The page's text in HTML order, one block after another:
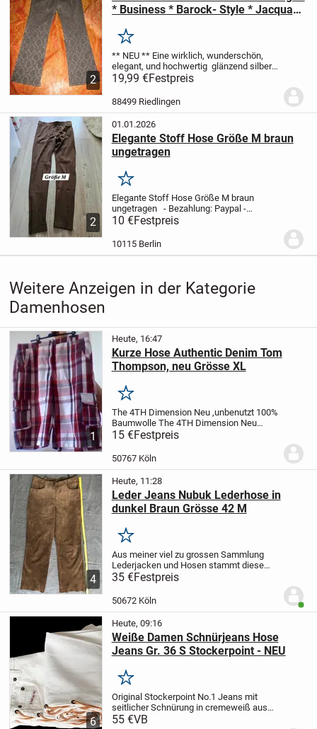
2
* Business * Barock- Style * Jacquard
Dutti" Gr. 38/ S * silber * braun *
Merken
** NEU ** Eine wirklich, wunderschön,
elegant, und hochwertig glänzend silber-
grau * braun * beige * schwarz
gemustert Streifen mit einer derzeit total
angesagten,Jacquard * Blumen...
19,99 €Festpreis
88499 Riedlingen
2
01.01.2026
Elegante Stoff Hose Größe M braun
ungetragen
Merken
Elegante Stoff Hose Größe M braun
ungetragen - Bezahlung: Paypal -
Haustierfreier und rauchfreier Haushalt
Versand erfolgt noch am selben Tag,
wenn die Post noch geöffnet hat
10 €Festpreis
10115 Berlin
Weitere Anzeigen in der Kategorie
Damenhosen
1
Heute, 16:47
Kurze Hose Authentic Denim Tom
Thompson, neu Grösse XL
Merken
The 4TH DimensionNeu ,unbenutzt100%
Baumwolle The 4TH DimensionNeu
,unbenutzt100% Baumwolle
15 €Festpreis
50767 Köln
4
Heute, 11:28
Leder Jeans Nubuk Lederhose in
dunkel Braun Grösse 42 M
Merken
Aus meiner viel zu grossen Sammlung
Lederjacken und Hosen stammt diese
dunkelbraune Vintage Nubuk Lederhose
Biker LederJeans in braunem Echt Leder (
Nubukleder / Wildleder), die in etwa
35 €Festpreis
50672 Köln
6
Heute, 09:16
Weiße Damen Schnürjeans Hose
Jeans Gr. 36 S Stockerpoint - NEU
Merken
Original Stockerpoint No.1 Jeans mit
seitlicher Schnürung in cremeweiß aus
Baumwolle.
55 €VB